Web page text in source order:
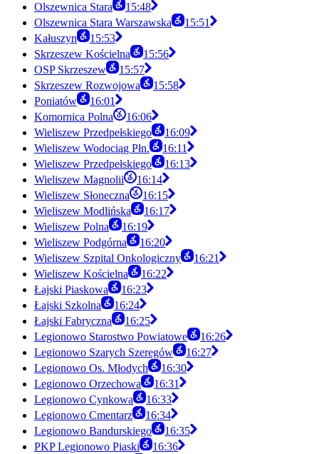
Olszewnica Stara
15:48
Olszewnica Stara Warszawska
15:51
Kałuszyn
15:53
Skrzeszew Kościelna
15:56
OSP Skrzeszew
15:57
Skrzeszew Rozwojowa
15:58
Poniatów
16:01
Komornica Polna
16:06
Wieliszew Przedpełskiego
16:09
Wieliszew Wodociąg Płn.
16:11
Wieliszew Przedpełskiego
16:13
Wieliszew Magnolii
16:14
Wieliszew Słoneczna
16:15
Wieliszew Modlińska
16:17
Wieliszew Polna
16:19
Wieliszew Podgórna
16:20
Wieliszew Szpital Onkologiczny
16:21
Wieliszew Kościelna
16:22
Łajski Piaskowa
16:23
Łajski Szkolna
16:24
Łajski Fabryczna
16:25
Legionowo Starostwo Powiatowe
16:26
Legionowo Szarych Szeregów
16:27
Legionowo Os. Młodych
16:30
Legionowo Orzechowa
16:31
Legionowo Cynkowa
16:33
Legionowo Cmentarz
16:34
Legionowo Bandurskiego
16:35
PKP Legionowo Piaski
16:36